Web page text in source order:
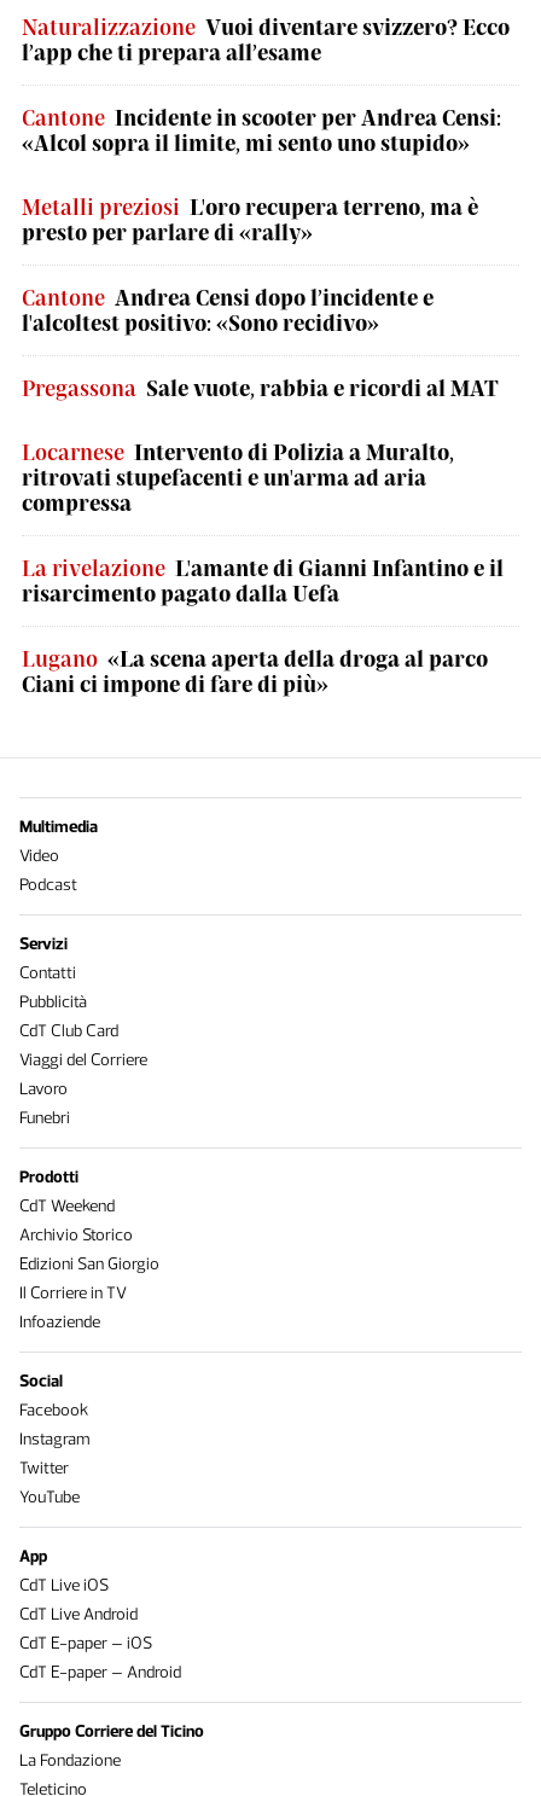
Naturalizzazione Vuoi diventare svizzero? Ecco
l’app che ti prepara all’esame
Cantone Incidente in scooter per Andrea Censi:
«Alcol sopra il limite, mi sento uno stupido»
Metalli preziosi L'oro recupera terreno, ma è
presto per parlare di «rally»
Cantone Andrea Censi dopo l’incidente e
l'alcoltest positivo: «Sono recidivo»
Pregassona Sale vuote, rabbia e ricordi al MAT
Locarnese Intervento di Polizia a Muralto,
ritrovati stupefacenti e un'arma ad aria
compressa
La rivelazione L'amante di Gianni Infantino e il
risarcimento pagato dalla Uefa
Lugano «La scena aperta della droga al parco
Ciani ci impone di fare di più»
Multimedia
Video
Podcast
Servizi
Contatti
Pubblicità
CdT Club Card
Viaggi del Corriere
Lavoro
Funebri
Prodotti
CdT Weekend
Archivio Storico
Edizioni San Giorgio
Il Corriere in TV
Infoaziende
Social
Facebook
Instagram
Twitter
YouTube
App
CdT Live iOS
CdT Live Android
CdT E-paper – iOS
CdT E-paper – Android
Gruppo Corriere del Ticino
La Fondazione
Teleticino